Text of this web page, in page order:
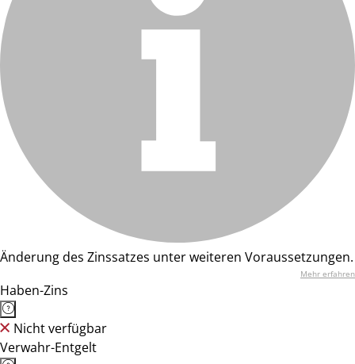
Änderung des Zinssatzes unter weiteren Voraussetzungen.
Mehr erfahren
Haben-Zins
Nicht verfügbar
Verwahr-Entgelt